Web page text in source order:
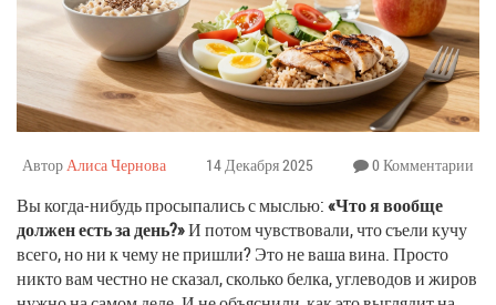
АвторАлиса Чернова 14 Декабря 2025 0 Комментарии
Вы когда-нибудь просыпались с мыслью:«Что я вообще
должен есть за день?»И потом чувствовали, что съели кучу
всего, но ни к чему не пришли? Это не ваша вина. Просто
никто вам честно не сказал, сколько белка, углеводов и жиров